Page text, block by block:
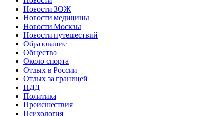
Новости ЗОЖ
Новости медицины
Новости Москвы
Новости путешествий
Образование
Общество
Около спорта
Отдых в России
Отдых за границей
ПДД
Политика
Происшествия
Психология